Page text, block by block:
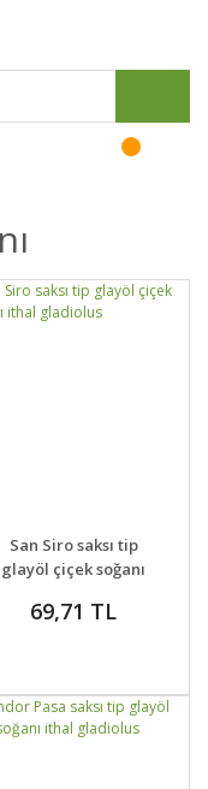
VER
San Siro saksı tip
glayöl çiçek soğanı
69,71 TL